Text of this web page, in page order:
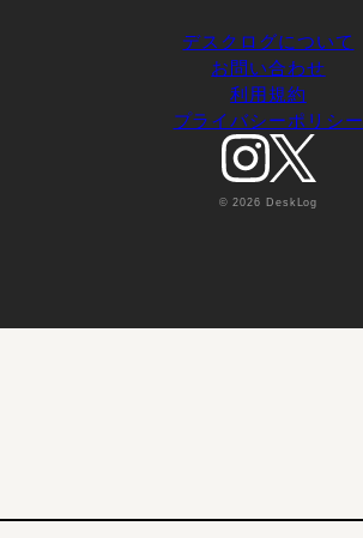
デスクログについて
お問い合わせ
利用規約
プライバシーポリシー
© 2026 DeskLog